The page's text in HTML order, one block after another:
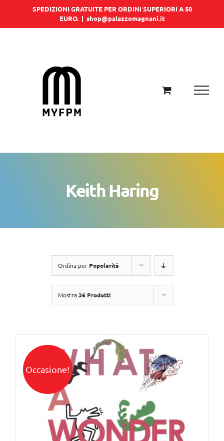
SPEDIZIONI GRATUITE PER ORDINI SUPERIORI A 50
EURO. | shop@palazzomagnani.it
Keith Haring
Ordina per Popolarità
Mostra36 Prodotti
Occasione!